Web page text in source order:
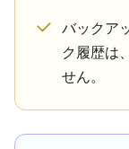
バックア
ク履歴は
せん。